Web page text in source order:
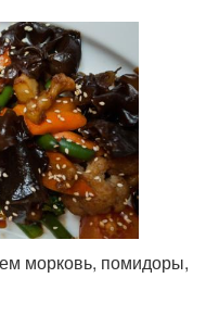
морковь, помидоры,